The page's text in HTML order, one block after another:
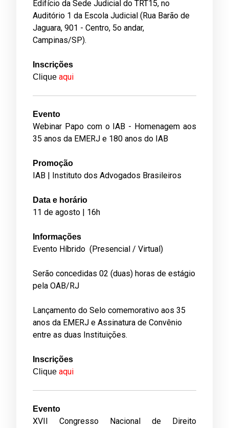
Edifício da Sede Judicial do TRT15, no
Auditório 1 da Escola Judicial (Rua Barão de
Jaguara, 901 - Centro, 5o andar,
Campinas/SP).­­­­
Inscrições
Clique aqui
Evento
Webinar Papo com o IAB - Homenagem aos
35 anos da EMERJ e 180 anos do IAB
Promoção
IAB | Instituto dos Advogados Brasileiros
Data e horário
11 de agosto | 16h
Informações
Evento Híbrido (Presencial / Virtual)
Serão concedidas 02 (duas) horas de estágio
pela OAB/RJ
Lançamento do Selo comemorativo aos 35
anos da EMERJ e Assinatura de Convênio
entre as duas Instituições.
Inscrições
Clique aqui
­­­Evento
XVII Congresso Nacional de Direito